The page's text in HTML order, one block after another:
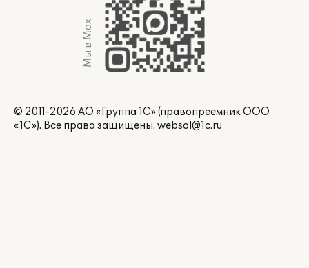
Мы в Max
© 2011-2026 АО «Группа 1С» (правопреемник ООО
«1С»). Все права защищены. websol@1c.ru